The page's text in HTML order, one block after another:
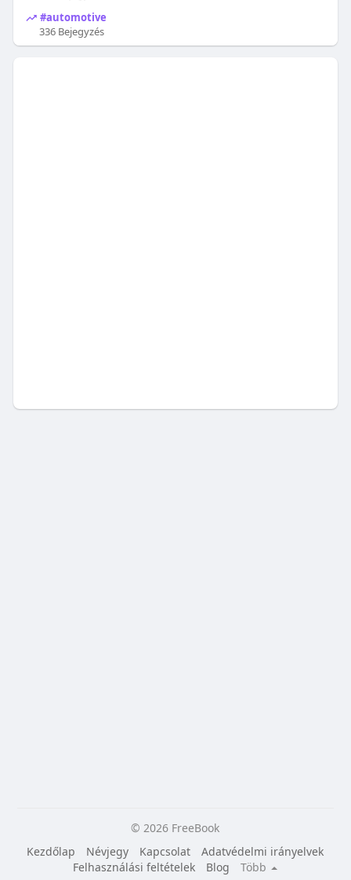
#automotive
336 Bejegyzés
© 2026 FreeBook
Kezdőlap
Névjegy Kapcsolat
Adatvédelmi irányelvek
Felhasználási feltételek
Blog
Több